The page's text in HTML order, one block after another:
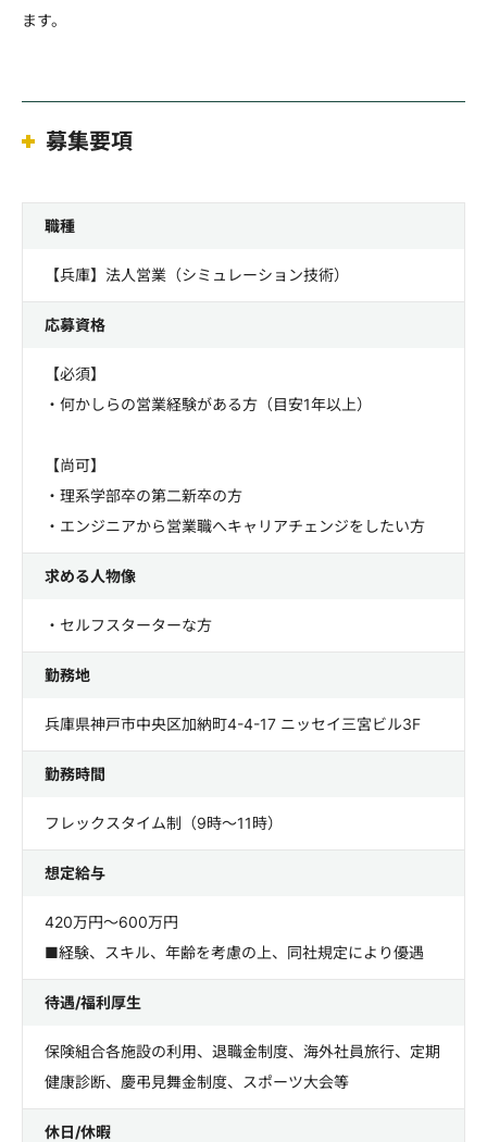
ます。
募集要項
職種
【兵庫】法人営業（シミュレーション技術）
応募資格
【必須】
・何かしらの営業経験がある方（目安1年以上）
【尚可】
・理系学部卒の第二新卒の方
・エンジニアから営業職へキャリアチェンジをしたい方
求める人物像
・セルフスターターな方
勤務地
兵庫県神戸市中央区加納町4-4-17 ニッセイ三宮ビル3F
勤務時間
フレックスタイム制（9時～11時）
想定給与
420万円～600万円
■経験、スキル、年齢を考慮の上、同社規定により優遇
待遇/福利厚生
保険組合各施設の利用、退職金制度、海外社員旅行、定期
健康診断、慶弔見舞金制度、スポーツ大会等
休日/休暇